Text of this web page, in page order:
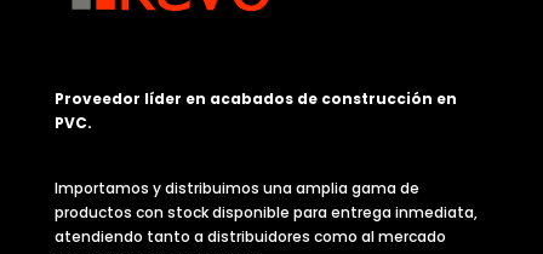
Proveedor líder en acabados de construcción en
PVC.
Importamos y distribuimos una amplia gama de
productos con stock disponible para entrega inmediata,
atendiendo tanto a distribuidores como al mercado